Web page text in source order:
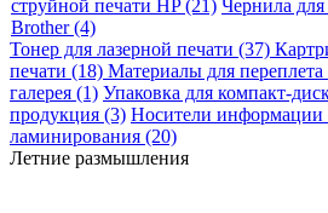
струйной печати HP (21) Чернила
Brother (4)
Тонер для лазерной печати (37)
печати (18) Материалы для переплета
галерея (1) Упаковка для компакт-
продукция (3) Носители информации
ламинирования (20)
Летние размышления